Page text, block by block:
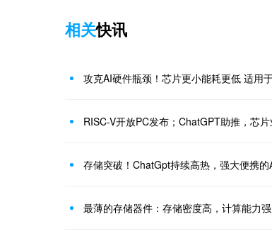
相关快讯
攻克AI硬件瓶颈！芯片更小能耗更低 适用
RISC-V开放PC发布；ChatGPT助推，芯
存储突破！ChatGpt持续高热，强大便携的
最薄的存储器件：存储密度高，计算能力强